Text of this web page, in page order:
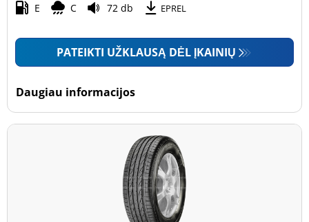
E C 72 db EPREL
PATEIKTI UŽKLAUSĄ DĖL ĮKAINIŲ
Daugiau informacijos